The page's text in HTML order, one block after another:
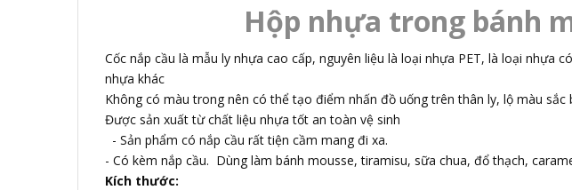
Hộp nhựa trong bánh
Cốc nắp cầu là mẫu ly nhựa cao cấp, nguyên liệu là loại nhựa PET, là loại
nhựa khác
Không có màu trong nên có thể tạo điểm nhấn đồ uống trên thân ly, lộ màu
Được sản xuất từ chất liệu nhựa tốt an toàn vệ sinh
- Sản phẩm có nắp cầu rất tiện cầm mang đi xa.
- Có kèm nắp cầu. Dùng làm bánh mousse, tiramisu, sữa chua, đổ thạch,
Kích thước: